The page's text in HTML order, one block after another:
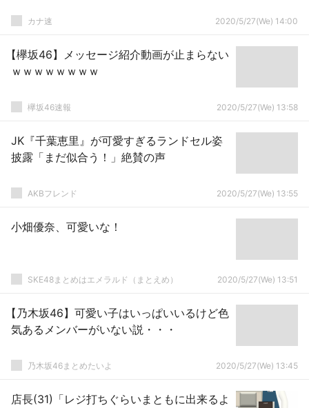
カナ速 2020/5/27(We) 14:00
【欅坂46】メッセージ紹介動画が止まらない
ｗｗｗｗｗｗｗｗ
欅坂46速報 2020/5/27(We) 13:58
JK『千葉恵里』が可愛すぎるランドセル姿
披露「まだ似合う！」絶賛の声
AKBフレンド 2020/5/27(We) 13:55
小畑優奈、可愛いな！
SKE48まとめはエメラルド（まとえめ） 2020/5/27(We) 13:51
【乃木坂46】可愛い子はいっぱいいるけど色
気あるメンバーがいない説・・・
乃木坂46まとめたいよ 2020/5/27(We) 13:45
店長(31)「レジ打ちぐらいまともに出来るよ